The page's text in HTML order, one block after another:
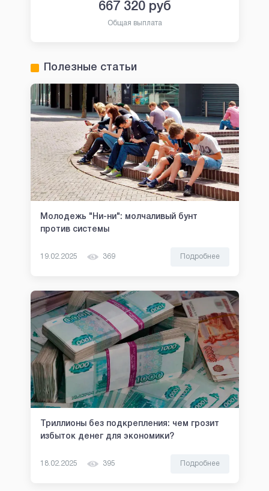
667 320руб
Общая выплата
Полезные статьи
Молодежь "Ни-ни": молчаливый бунт
против системы
19.02.2025 369 Подробнее
Триллионы без подкрепления: чем грозит
избыток денег для экономики?
18.02.2025 395 Подробнее